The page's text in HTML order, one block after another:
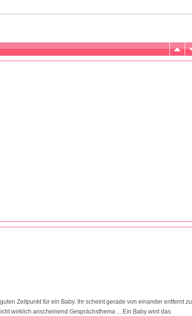
Zeitpunkt für ein Baby. Ihr scheint gerade von einander entfernt zu
wirklich anscheinend Gesprächsthema ... Ein Baby wird das